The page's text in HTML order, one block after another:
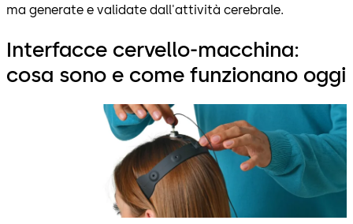
ma generate e validate dall'attività cerebrale.
Interfacce cervello-macchina:
cosa sono e come funzionano oggi